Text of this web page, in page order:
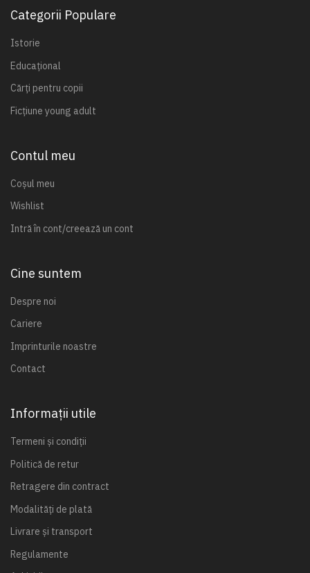
Categorii Populare
Istorie
Educațional
Cărți pentru copii
Ficțiune young adult
Contul meu
Coșul meu
Wishlist
Intră în cont/creează un cont
Cine suntem
Despre noi
Cariere
Imprinturile noastre
Contact
Informații utile
Termeni și condiții
Politică de retur
Retragere din contract
Modalități de plată
Livrare și transport
Regulamente